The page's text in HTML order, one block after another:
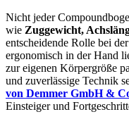
Nicht jeder
wie Zuggewicht,
entscheidende Rolle bei
ergonomisch in der Hand
zur eigenen Körpergröße
und zuverlässige Technik
von Demmer GmbH &
Einsteiger und